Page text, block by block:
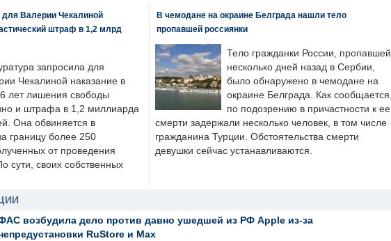
для Валерии Чекалиной
штраф в 1,2 млрд
запросила для
Чекалиной наказание в
лет лишения свободы
и штрафа в 1,2 миллиарда
Она обвиняется в
границу более 250
от проведения
сути, своих собственных
В чемодане на окраине Белграда нашли тело
пропавшей россиянки
Тело гражданки России, пропавшей
несколько дней назад в Сербии,
было обнаружено в чемодане на
окраине Белграда. Как сообщается,
по подозрению в причастности к ее
смерти задержали несколько человек, в том числе
гражданина Турции. Обстоятельства смерти
девушки сейчас устанавливаются.
возбудила дело против давно ушедшей из РФ Apple из-за
RuStore и Max